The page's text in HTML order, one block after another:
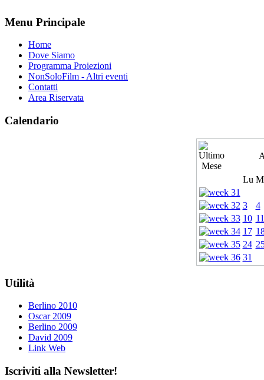
Menu Principale
Home
Dove Siamo
Programma Proiezioni
NonSoloFilm - Altri eventi
Contatti
Area Riservata
Calendario
Lu
3
4
10 11
17
24
31
Utilità
Berlino 2010
Oscar 2009
Berlino 2009
David 2009
Link Web
Iscriviti alla Newsletter!